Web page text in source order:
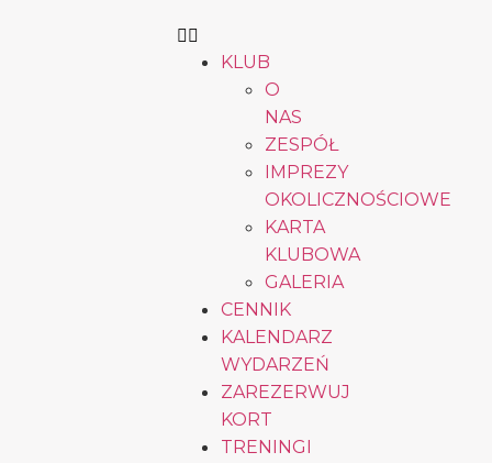
KLUB
O
NAS
ZESPÓŁ
IMPREZY
OKOLICZNOŚCIOWE
KARTA
KLUBOWA
GALERIA
CENNIK
KALENDARZ
WYDARZEŃ
ZAREZERWUJ
KORT
TRENINGI